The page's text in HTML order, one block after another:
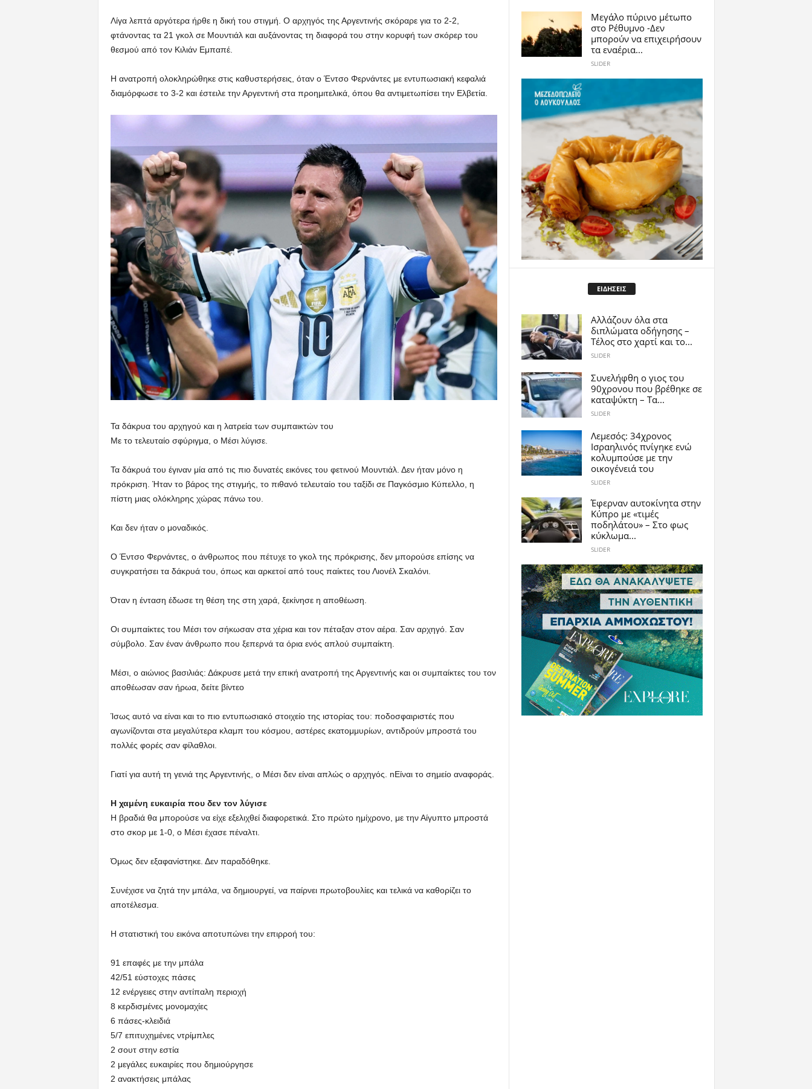
Λίγα λεπτά αργότερα ήρθε η δική του στιγμή. Ο αρχηγός της Αργεντινής σκόραρε για το 2-2,
φτάνοντας τα 21 γκολ σε Μουντιάλ και αυξάνοντας τη διαφορά του στην κορυφή των σκόρερ του
θεσμού από τον Κιλιάν Εμπαπέ.
Η ανατροπή ολοκληρώθηκε στις καθυστερήσεις, όταν ο Έντσο Φερνάντες με εντυπωσιακή κεφαλιά
διαμόρφωσε το 3-2 και έστειλε την Αργεντινή στα προημιτελικά, όπου θα αντιμετωπίσει την Ελβετία.
Τα δάκρυα του αρχηγού και η λατρεία των συμπαικτών του
Με το τελευταίο σφύριγμα, ο Μέσι λύγισε.
Τα δάκρυά του έγιναν μία από τις πιο δυνατές εικόνες του φετινού Μουντιάλ. Δεν ήταν μόνο η
πρόκριση. Ήταν το βάρος της στιγμής, το πιθανό τελευταίο του ταξίδι σε Παγκόσμιο Κύπελλο, η
πίστη μιας ολόκληρης χώρας πάνω του.
Και δεν ήταν ο μοναδικός.
Ο Έντσο Φερνάντες, ο άνθρωπος που πέτυχε το γκολ της πρόκρισης, δεν μπορούσε επίσης να
συγκρατήσει τα δάκρυά του, όπως και αρκετοί από τους παίκτες του Λιονέλ Σκαλόνι.
Όταν η ένταση έδωσε τη θέση της στη χαρά, ξεκίνησε η αποθέωση.
Οι συμπαίκτες του Μέσι τον σήκωσαν στα χέρια και τον πέταξαν στον αέρα. Σαν αρχηγό. Σαν
σύμβολο. Σαν έναν άνθρωπο που ξεπερνά τα όρια ενός απλού συμπαίκτη.
Μέσι, ο αιώνιος βασιλιάς: Δάκρυσε μετά την επική ανατροπή της Αργεντινής και οι συμπαίκτες του τον
αποθέωσαν σαν ήρωα, δείτε βίντεο
Ίσως αυτό να είναι και το πιο εντυπωσιακό στοιχείο της ιστορίας του: ποδοσφαιριστές που
αγωνίζονται στα μεγαλύτερα κλαμπ του κόσμου, αστέρες εκατομμυρίων, αντιδρούν μπροστά του
πολλές φορές σαν φίλαθλοι.
Γιατί για αυτή τη γενιά της Αργεντινής, ο Μέσι δεν είναι απλώς ο αρχηγός. nΕίναι το σημείο αναφοράς.
Η χαμένη ευκαιρία που δεν τον λύγισε
Η βραδιά θα μπορούσε να είχε εξελιχθεί διαφορετικά. Στο πρώτο ημίχρονο, με την Αίγυπτο μπροστά
στο σκορ με 1-0, ο Μέσι έχασε πέναλτι.
Όμως δεν εξαφανίστηκε. Δεν παραδόθηκε.
Συνέχισε να ζητά την μπάλα, να δημιουργεί, να παίρνει πρωτοβουλίες και τελικά να καθορίζει το
αποτέλεσμα.
Η στατιστική του εικόνα αποτυπώνει την επιρροή του:
91 επαφές με την μπάλα
42/51 εύστοχες πάσες
12 ενέργειες στην αντίπαλη περιοχή
8 κερδισμένες μονομαχίες
6 πάσες-κλειδιά
5/7 επιτυχημένες ντρίμπλες
2 σουτ στην εστία
2 μεγάλες ευκαιρίες που δημιούργησε
2 ανακτήσεις μπάλας
Μεγάλο πύρινο μέτωπο
στο Ρέθυμνο -Δεν
μπορούν να επιχειρήσουν
τα εναέρια...
SLIDER
ΕΙΔΗΣΕΙΣ
Αλλάζουν όλα στα
διπλώματα οδήγησης –
Τέλος στο χαρτί και το...
SLIDER
Συνελήφθη ο γιος του
90χρονου που βρέθηκε σε
καταψύκτη – Τα...
SLIDER
Λεμεσός: 34χρονος
Ισραηλινός πνίγηκε ενώ
κολυμπούσε με την
οικογένειά του
SLIDER
Έφερναν αυτοκίνητα στην
Κύπρο με «τιμές
ποδηλάτου» – Στο φως
κύκλωμα...
SLIDER